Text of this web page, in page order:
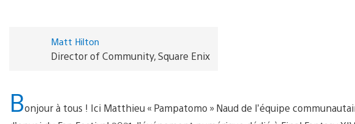
Matt Hilton
Director of Community, Square Enix
Bonjour à tous ! Ici Matthieu « Pampatomo » Naud de l’équipe